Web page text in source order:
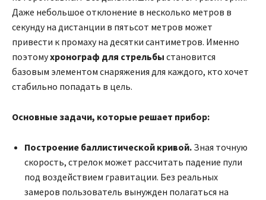
Даже небольшое отклонение в несколько метров в
секунду на дистанции в пятьсот метров может
привести к промаху на десятки сантиметров. Именно
поэтомухронограф для стрельбы становится
базовым элементом снаряжения для каждого, кто хочет
стабильно попадать в цель.
Основные задачи, которые решает прибор:
Построение баллистической кривой. Зная точную
скорость, стрелок может рассчитать падение пули
под воздействием гравитации. Без реальных
замеров пользователь вынужден полагаться на